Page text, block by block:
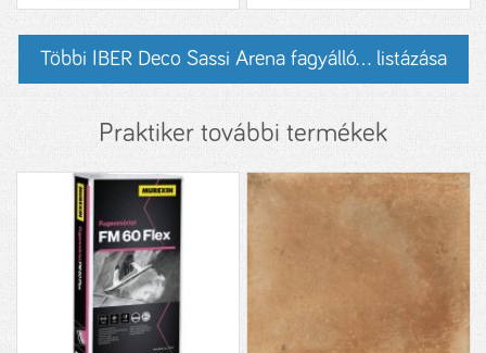
Többi IBER Deco Sassi Arena fagyálló... listázása
Praktiker további termékek